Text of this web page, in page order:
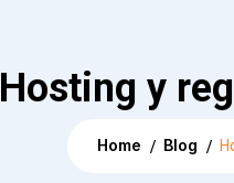
Hosting y
Home Blog